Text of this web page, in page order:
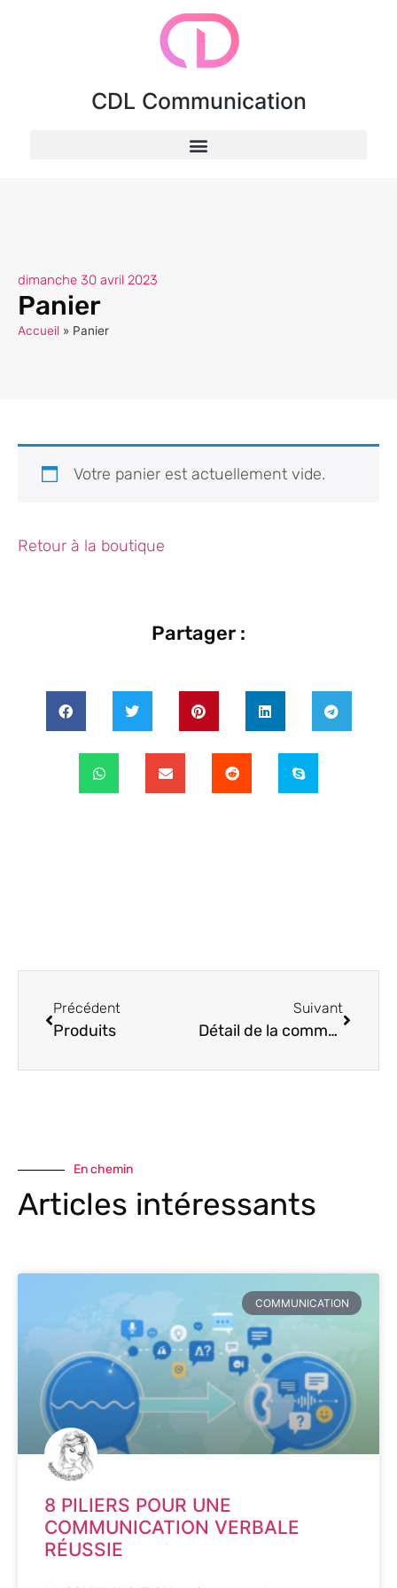
CDL Communication
dimanche 30 avril 2023
Panier
Accueil » Panier
Votre panier est actuellement vide.
Retour à la boutique
Partager :
Précédent
Produits
Suivant
Détail de la commande
En chemin
Articles intéressants
COMMUNICATION
8 PILIERS POUR UNE
COMMUNICATION VERBALE
RÉUSSIE